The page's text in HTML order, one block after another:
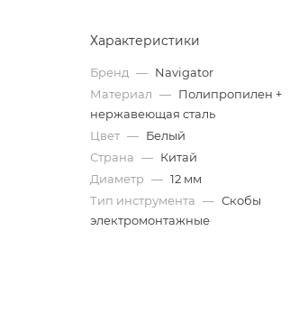
Характеристики
Бренд — Navigator
Материал — Полипропилен +
нержавеющая сталь
Цвет — Белый
Страна — Китай
Диаметр — 12 мм
Тип инструмента — Скобы
электромонтажные